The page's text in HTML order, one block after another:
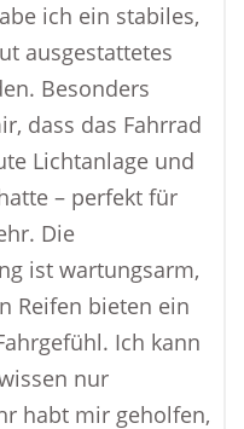
ich ein stabiles,
ausgestattetes
Besonders
dass das Fahrrad
Lichtanlage und
– perfekt für
Die
ist wartungsarm,
Reifen bieten ein
Ich kann
nur
habt mir geholfen,